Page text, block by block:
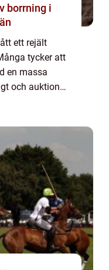
ett rejält
tycker att
en massa
och auktioner